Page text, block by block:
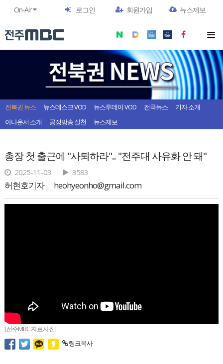
On-Air 로그인 회원가입 뉴스제보
전북권 뉴스 뉴스데스크 VOD 뉴스투데이 VOD 전국뉴스
기자 소개
아나운서 소개
공정방송 실천 뉴스제보
총장 첫 출근에 "사퇴하라".. "전주대 사유화 안 돼"
2025-11-03 3583
허현호기자 heohyeonho@gmail.com
[전주MBC 자료사진]
링크복사